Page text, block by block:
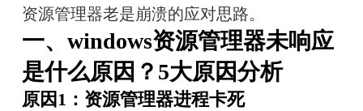
资源管理器老是崩溃的应对思路。
一、windows资源管理器未响应
是什么原因？5大原因分析
原因1：资源管理器进程卡死